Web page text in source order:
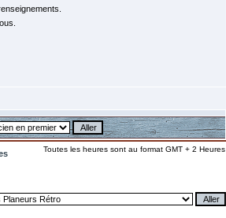
Toutes les heures sont au format GMT + 2 Heures